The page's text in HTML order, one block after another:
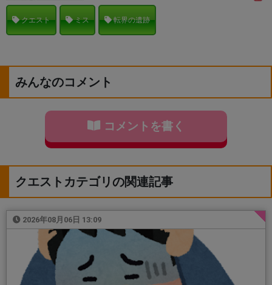
クエスト ミス 転界の遺跡
みんなのコメント
コメントを書く
クエストカテゴリの関連記事
2026年08月06日 13:09